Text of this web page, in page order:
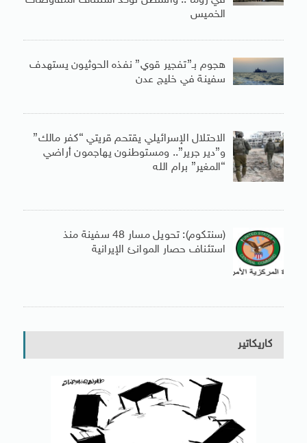
الخميس
هجوم بـ”تفجير قوي” نفذه الحوثيون يستهدف
سفينة في خليج عدن
الاحتلال الإسرائيلي يقتحم قريتي “كفر مالك”
و”دير جرير”.. ومستوطنون يهاجمون أراضي
“المغير” برام الله
(سنتكوم): تحويل مسار 48 سفينة منذ
استئناف حصار الموانئ الإيرانية
كاريكاتير